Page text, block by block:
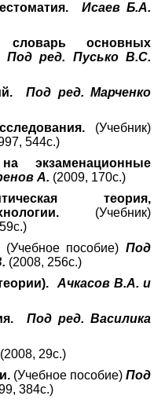
Исаев Б.А.
словарь основных
Под ред. Пусько В.С.
Под ред. Марченко
(Учебник)
544с.)
экзаменационные
А. (2009, 170с.)
теория,
(Учебник)
пособие) Под
(2008, 256с.)
Ачкасов В.А. и
Под ред. Василика
(2008, 29с.)
(Учебное пособие) Под
384с.)